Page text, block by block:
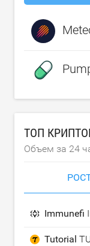
ТОП
Объем за 24
Immunefi
Tutorial